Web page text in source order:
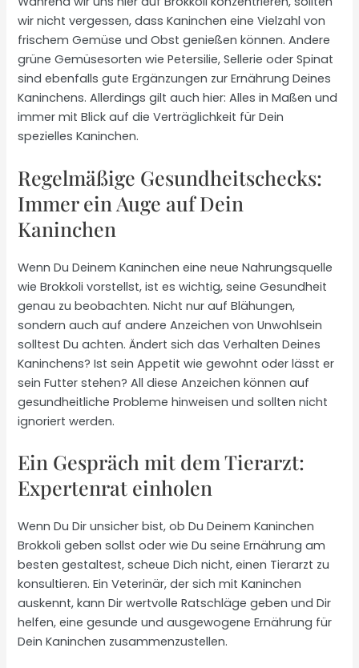
wir nicht vergessen, dass Kaninchen eine Vielzahl von
frischem Gemüse und Obst genießen können. Andere
grüne Gemüsesorten wie Petersilie, Sellerie oder Spinat
sind ebenfalls gute Ergänzungen zur Ernährung Deines
Kaninchens. Allerdings gilt auch hier: Alles in Maßen und
immer mit Blick auf die Verträglichkeit für Dein
spezielles Kaninchen.
Regelmäßige Gesundheitschecks:
Immer ein Auge auf Dein
Kaninchen
Wenn Du Deinem Kaninchen eine neue Nahrungsquelle
wie Brokkoli vorstellst, ist es wichtig, seine Gesundheit
genau zu beobachten. Nicht nur auf Blähungen,
sondern auch auf andere Anzeichen von Unwohlsein
solltest Du achten. Ändert sich das Verhalten Deines
Kaninchens? Ist sein Appetit wie gewohnt oder lässt er
sein Futter stehen? All diese Anzeichen können auf
gesundheitliche Probleme hinweisen und sollten nicht
ignoriert werden.
Ein Gespräch mit dem Tierarzt:
Expertenrat einholen
Wenn Du Dir unsicher bist, ob Du Deinem Kaninchen
Brokkoli geben sollst oder wie Du seine Ernährung am
besten gestaltest, scheue Dich nicht, einen Tierarzt zu
konsultieren. Ein Veterinär, der sich mit Kaninchen
auskennt, kann Dir wertvolle Ratschläge geben und Dir
helfen, eine gesunde und ausgewogene Ernährung für
Dein Kaninchen zusammenzustellen.